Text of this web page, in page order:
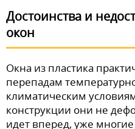
Достоинства и
окон
Окна из пластика
перепадам
климатическим
конструкции они не
идет вперед, уже